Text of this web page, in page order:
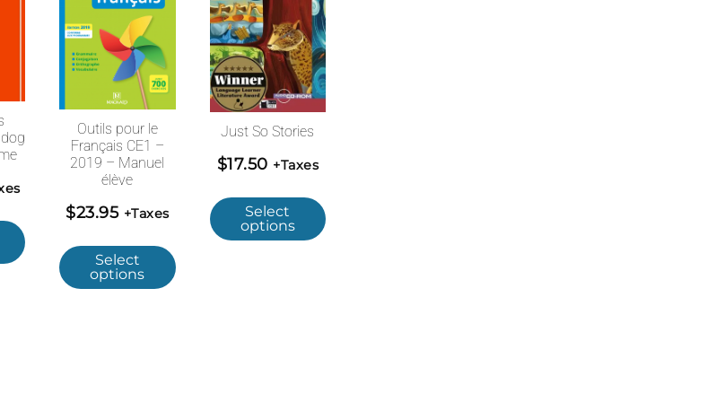
Outils pour le
Français CE1 –
2019 – Manuel
élève
$23.95 +Taxes
Select
options
Just So Stories
$17.50 +Taxes
Select
options